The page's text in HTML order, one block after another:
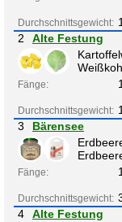
Durchschnittsgewicht:
2
Alte Festung
Fänge:
Durchschnittsgewicht:
3
Bärensee
Fänge:
Durchschnittsgewicht:
4
Alte Festung